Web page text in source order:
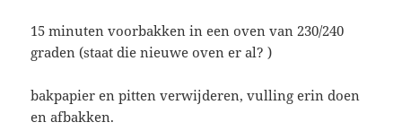
15 minuten voorbakken in een oven van 230/240
graden (staat die nieuwe oven er al? )
bakpapier en pitten verwijderen, vulling erin doen
en afbakken.